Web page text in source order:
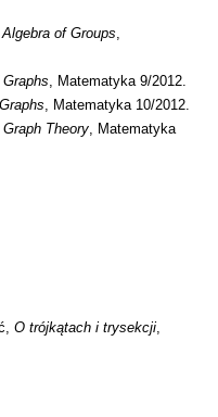
of Groups,
, Matematyka 9/2012.
, Matematyka 10/2012.
Theory, Matematyka
O trójkątach i trysekcji